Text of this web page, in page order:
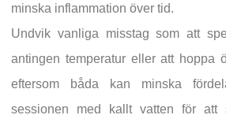
minska inflammation över tid.
Undvik vanliga misstag som att
antingen temperatur eller att hoppa
eftersom båda kan minska
sessionen med kallt vatten för att